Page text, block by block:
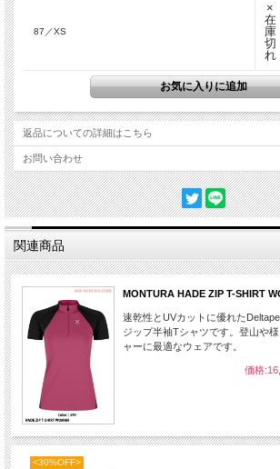
87／XS
×
在
庫
切
れ
返品についての詳細はこちら
お問い合わせ
関連商品
MONTURA HADE ZIP T-SHIRT
速乾性とUVカットに優れた
ジップ半袖Tシャツです。登山や
ャーに最適なウェアです。
価格
<30%OFF>